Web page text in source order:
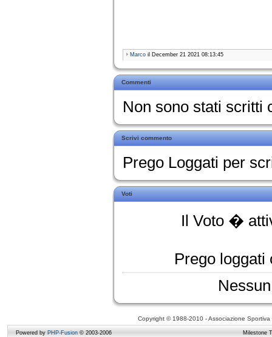
Marco il December 21 2021 08:13:45
Commenti
Non sono stati scritti
Scrivi commento
Prego Loggati per
Voti
Il Voto �
Prego loggati
Copyright © 1988-2010 - Associazione
Powered by PHP-Fusion © 2003-2006 Milestone